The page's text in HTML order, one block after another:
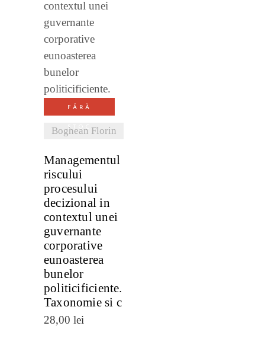
FĂRĂ
STOC
Boghean Florin
VEZI
DETALII
Managementul
riscului
procesului
decizional in
contextul unei
guvernante
corporative
eunoasterea
bunelor
politicificiente.
Taxonomie si c
28,00 lei